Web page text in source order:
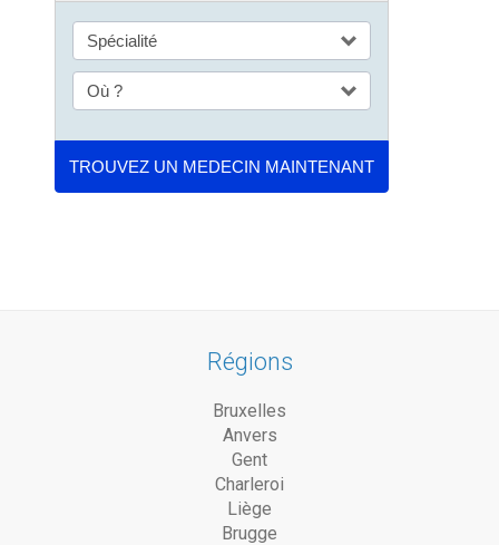
Régions
Bruxelles
Anvers
Gent
Charleroi
Liège
Brugge